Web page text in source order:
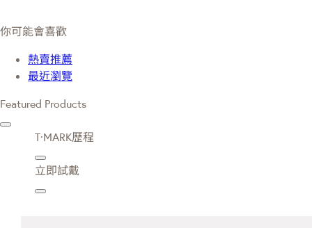
你可能會喜歡
熱賣推薦
最近瀏覽
Featured Products
T·MARK歷程
立即試戴